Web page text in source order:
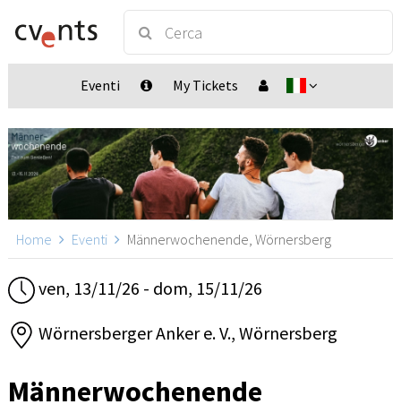
Eventi My Tickets
Home Eventi Männerwochenende, Wörnersberg
ven, 13/11/26 - dom, 15/11/26
Wörnersberger Anker e. V., Wörnersberg
Männerwochenende